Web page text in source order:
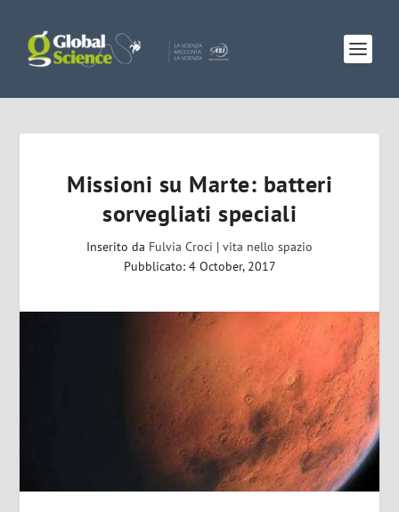
Missioni su Marte: batteri
sorvegliati speciali
Inserito da Fulvia Croci | vita nello spazio
Pubblicato: 4 October, 2017